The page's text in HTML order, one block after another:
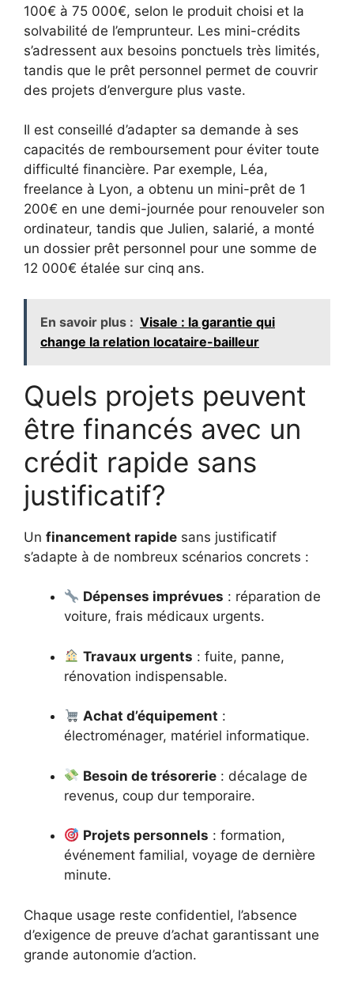
100€ à 75 000€, selon le produit choisi et la
solvabilité de l’emprunteur. Les mini-crédits
s’adressent aux besoins ponctuels très limités,
tandis que le prêt personnel permet de couvrir
des projets d’envergure plus vaste.
Il est conseillé d’adapter sa demande à ses
capacités de remboursement pour éviter toute
difficulté financière. Par exemple, Léa,
freelance à Lyon, a obtenu un mini-prêt de 1
200€ en une demi-journée pour renouveler son
ordinateur, tandis que Julien, salarié, a monté
un dossier prêt personnel pour une somme de
12 000€ étalée sur cinq ans.
En savoir plus : Visale : la garantie qui
change la relation locataire-bailleur
Quels projets peuvent
être financés avec un
crédit rapide sans
justificatif?
Un financement rapide sans justificatif
s’adapte à de nombreux scénarios concrets :
Dépenses imprévues : réparation de
voiture, frais médicaux urgents.
Travaux urgents : fuite, panne,
rénovation indispensable.
Achat d’équipement :
électroménager, matériel informatique.
Besoin de trésorerie : décalage de
revenus, coup dur temporaire.
Projets personnels : formation,
événement familial, voyage de dernière
minute.
Chaque usage reste confidentiel, l’absence
d’exigence de preuve d’achat garantissant une
grande autonomie d’action.